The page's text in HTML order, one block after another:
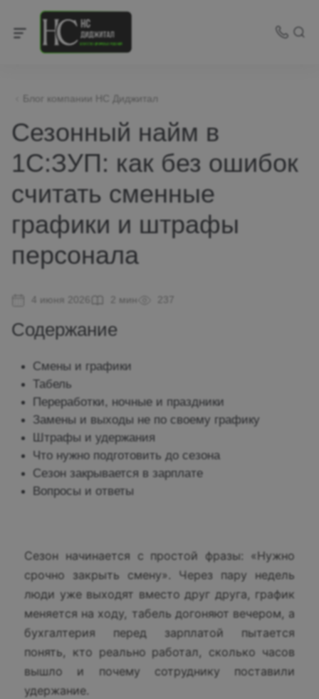
Блог компании НС Диджитал
Сезонный найм в
1С:ЗУП: как без ошибок
считать сменные
графики и штрафы
персонала
4 июня 2026 2 мин
Содержание
Смены и графики
Табель
Переработки, ночные и праздники
Замены и выходы не по своему графику
Штрафы и удержания
Что нужно подготовить до сезона
Сезон закрывается в зарплате
Вопросы и ответы
Сезон начинается с простой фразы: «Нужно
срочно закрыть смену». Через пару недель
люди уже выходят вместо друг друга, график
меняется на ходу, табель догоняют вечером, а
бухгалтерия перед зарплатой пытается
понять, кто реально работал, сколько часов
вышло и почему сотруднику поставили
удержание.